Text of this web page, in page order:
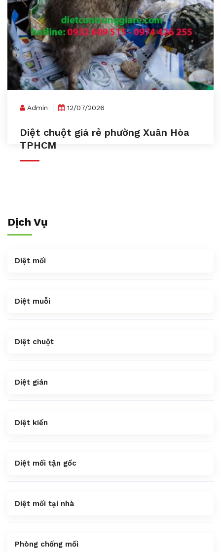
Admin 12/07/2026
Diệt chuột giá rẻ phường Xuân Hòa
TPHCM
Dịch Vụ
Diệt mối
Diệt muỗi
Diệt chuột
Diệt gián
Diệt kiến
Diệt mối tận gốc
Diệt mối tại nhà
Phòng chống mối